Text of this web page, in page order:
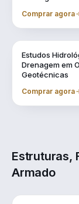
Comprar agora
Estudos
Drenagem em
Geotécnicas
Comprar agora
Estruturas,
Armado